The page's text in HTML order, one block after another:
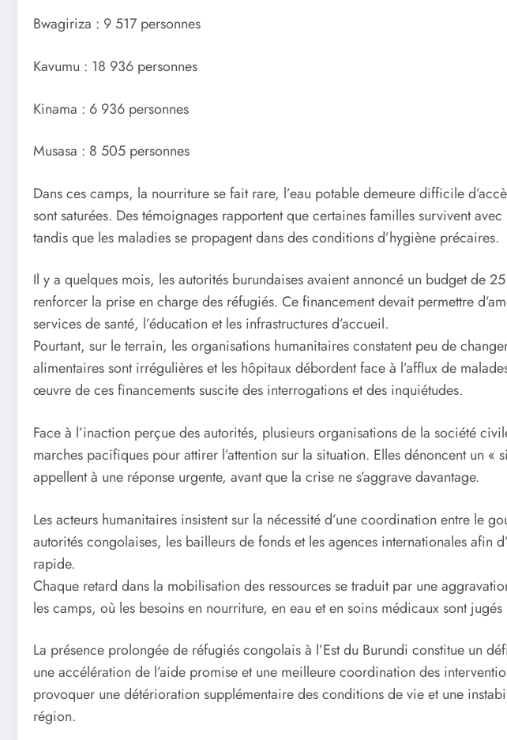
Bwagiriza : 9 517 personnes
Kavumu : 18 936 personnes
Kinama : 6 936 personnes
Musasa : 8 505 personnes
Dans ces camps, la nourriture se fait rare, l’eau potable demeure difficile
sont saturées. Des témoignages rapportent que certaines familles survivent
tandis que les maladies se propagent dans des conditions d’hygiène précaires.
Il y a quelques mois, les autorités burundaises avaient annoncé un budget de
renforcer la prise en charge des réfugiés. Ce financement devait permettre
services de santé, l’éducation et les infrastructures d’accueil.
Pourtant, sur le terrain, les organisations humanitaires constatent peu de
alimentaires sont irrégulières et les hôpitaux débordent face à l’afflux de
œuvre de ces financements suscite des interrogations et des inquiétudes.
Face à l’inaction perçue des autorités, plusieurs organisations de la société
marches pacifiques pour attirer l’attention sur la situation. Elles dénoncent un «
appellent à une réponse urgente, avant que la crise ne s’aggrave davantage.
Les acteurs humanitaires insistent sur la nécessité d’une coordination entre le
autorités congolaises, les bailleurs de fonds et les agences internationales afin
rapide.
Chaque retard dans la mobilisation des ressources se traduit par une
les camps, où les besoins en nourriture, en eau et en soins médicaux sont jugés
La présence prolongée de réfugiés congolais à l’Est du Burundi constitue un
une accélération de l’aide promise et une meilleure coordination des
provoquer une détérioration supplémentaire des conditions de vie et une
région.